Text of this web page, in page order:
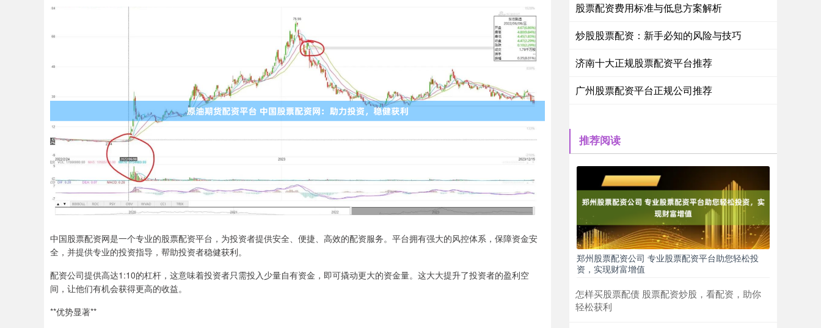
中国股票配资网是一个专业的股票配资平台，为投资者提供安全、便捷、高效的配资服务。平台拥有强大的风控体系，保障资金安
全，并提供专业的投资指导，帮助投资者稳健获利。
配资公司提供高达1:10的杠杆，这意味着投资者只需投入少量自有资金，即可撬动更大的资金量。这大大提升了投资者的盈利空
间，让他们有机会获得更高的收益。
**优势显著**
股票配资费用标准与低息方案解析
炒股股票配资：新手必知的风险与技巧
济南十大正规股票配资平台推荐
广州股票配资平台正规公司推荐
推荐阅读
郑州股票配资公司 专业股票配资平台助您轻松投
资，实现财富增值
怎样买股票配债 股票配资炒股，看配资，助你
轻松获利